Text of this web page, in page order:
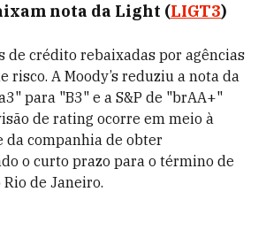
nota da Light (LIGT3)
de crédito rebaixadas por agências
risco. A Moody’s reduziu a nota da
para "B3" e a S&P de "brAA+"
de rating ocorre em meio à
companhia de obter
o curto prazo para o término de
de Janeiro.